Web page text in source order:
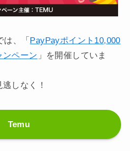
、「 PayPayポイント10,000
ンペーン 」を開催していま
しなく！
Temu